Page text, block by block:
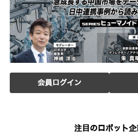
会員ログイン
注目のロボット企